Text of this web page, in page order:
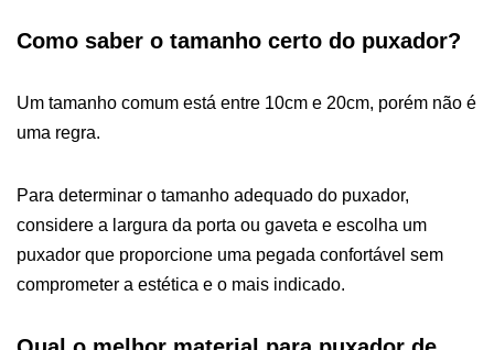
Como saber o tamanho certo do puxador?
Um tamanho comum está entre 10cm e 20cm, porém não é
uma regra.
Para determinar o tamanho adequado do puxador,
considere a largura da porta ou gaveta e escolha um
puxador que proporcione uma pegada confortável sem
comprometer a estética e o mais indicado.